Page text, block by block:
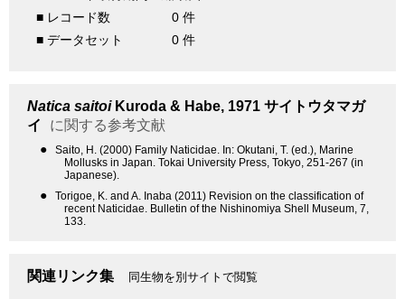
■ レコード数
0 件
■ データセット
0 件
Natica saitoiKuroda & Habe, 1971 サイトウタマガ
イ
に関する参考文献
●
Saito, H. (2000) Family Naticidae. In: Okutani, T. (ed.), Marine
Mollusks in Japan. Tokai University Press, Tokyo, 251-267 (in
Japanese).
●
Torigoe, K. and A. Inaba (2011) Revision on the classification of
recent Naticidae. Bulletin of the Nishinomiya Shell Museum, 7,
133.
関連リンク集 同生物を別サイトで閲覧